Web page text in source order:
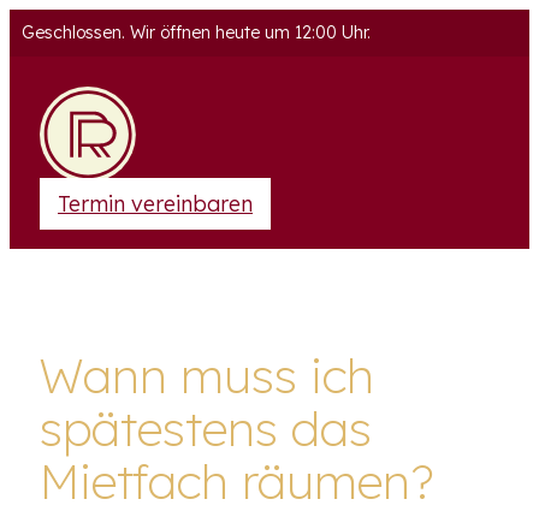
Geschlossen. Wir öffnen heute um 12:00 Uhr.
Termin vereinbaren
Wann muss ich
spätestens das
Mietfach räumen?